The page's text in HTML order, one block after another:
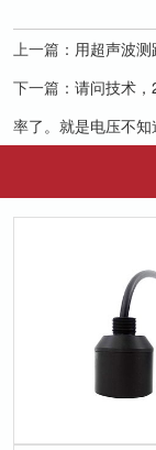
上一篇： 用超声波
下一篇： 请问技术
率了。就是电压不